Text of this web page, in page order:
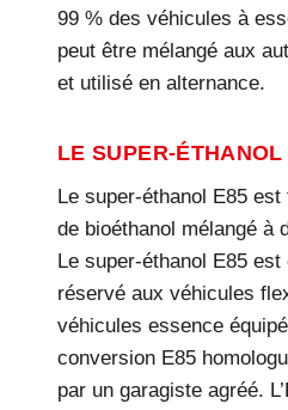
99 % des véhicules à
peut être mélangé aux
et utilisé en alternance.
LE SUPER-ÉTHANOL
Le super-éthanol E85
de bioéthanol mélangé à
Le super-éthanol E85
réservé aux véhicules
véhicules essence
conversion E85
par un garagiste agréé.